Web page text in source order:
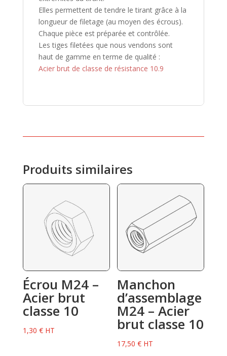
Elles permettent de tendre le tirant grâce à la
longueur de filetage (au moyen des écrous).
Chaque pièce est préparée et contrôlée.
Les tiges filetées que nous vendons sont
haut de gamme en terme de qualité :
Acier brut de classe de résistance 10.9
Produits similaires
Écrou M24 –
Acier brut
classe 10
1,30 € HT
Manchon
d’assemblage
M24 – Acier
brut classe 10
17,50€ HT